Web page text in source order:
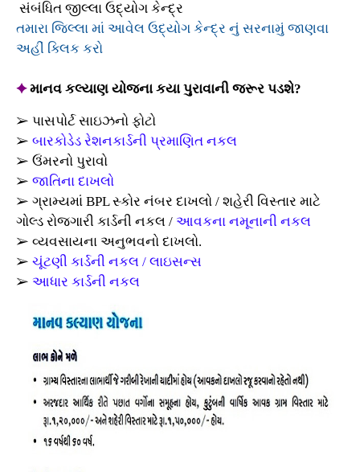
સંબંધિત જીલ્લા ઉદ્યોગ કેન્દ્ર
તમારા જિલ્લા માં આવેલ ઉદ્યોગ કેન્દ્ર નું સરનામું જાણવા
અહીં ક્લિક કરો
✦ માનવ કલ્યાણ યોજના કયા પુરાવાની જરૂર પડશે?
➢ પાસપોર્ટ સાઇઝનો ફોટો
➢ બારકોડેડ રેશનકાર્ડની પ્રમાણિત નકલ
➢ ઉંમરનો પુરાવો
➢ જાતિના દાખલો
➢ ગ્રામ્યમાં BPL સ્કોર નંબર દાખલો / શહેરી વિસ્તાર માટે
ગોલ્ડ રોજગારી કાર્ડની નકલ / આવકના નમૂનાની નકલ
➢ વ્યવસાયના અનુભવનો દાખલો.
➢ ચૂંટણી કાર્ડની નકલ / લાઇસન્સ
➢ આધાર કાર્ડની નકલ